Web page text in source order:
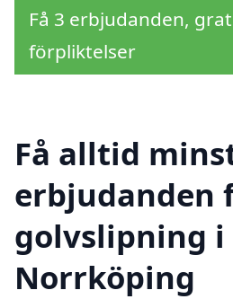
Få 3 erbjudanden,
förpliktelser
Få alltid
erbjudanden
golvslipning i
Norrköping